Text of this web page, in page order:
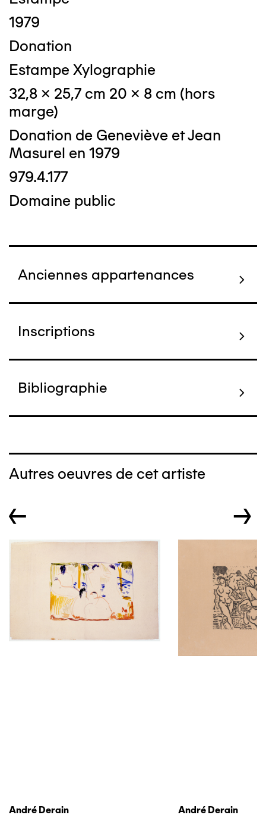
1979
Donation
Estampe Xylographie
32,8 x 25,7 cm 20 x 8 cm (hors
marge)
Donation de Geneviève et Jean
Masurel en 1979
979.4.177
Domaine public
Anciennes appartenances
Inscriptions
Bibliographie
Autres oeuvres de cet artiste
← →
André Derain
André Derain